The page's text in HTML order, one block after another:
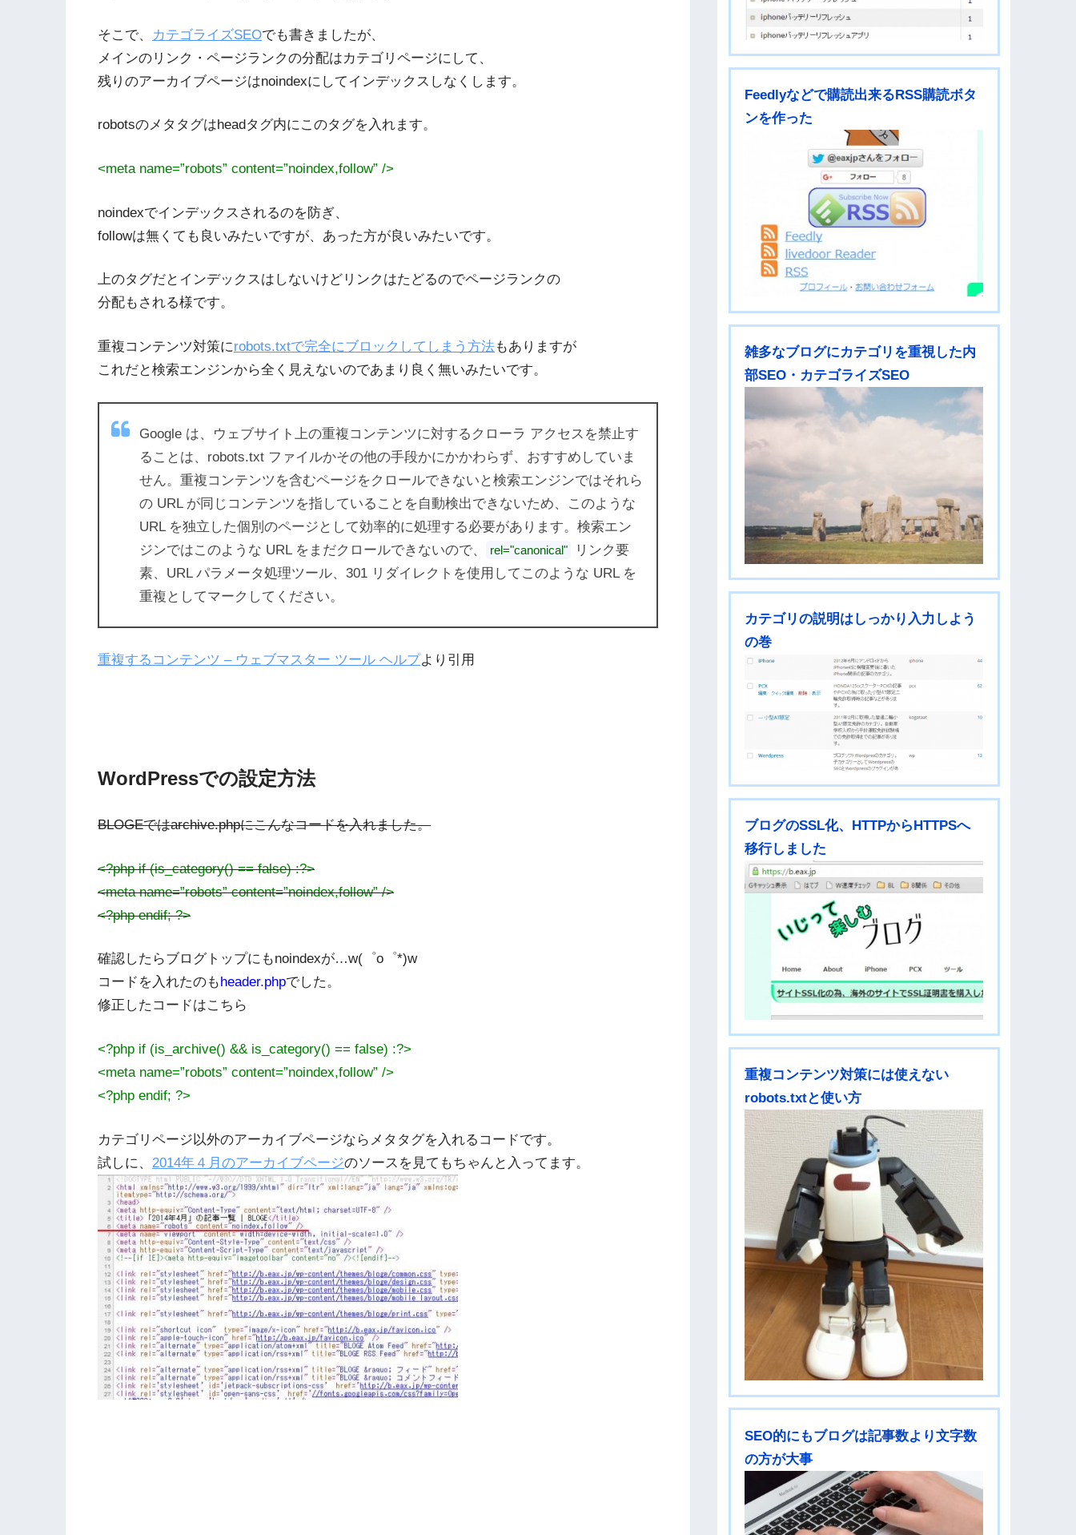
そこで、 カテゴライズSEOでも書きましたが、
メインのリンク・ページランクの分配はカテゴリページにして、
残りのアーカイブページはnoindexにしてインデックスしなくします。
robotsのメタタグはheadタグ内にこのタグを入れます。
<meta name=”robots” content=”noindex,follow” />
noindexでインデックスされるのを防ぎ、
followは無くても良いみたいですが、あった方が良いみたいです。
上のタグだとインデックスはしないけどリンクはたどるのでページランクの
分配もされる様です。
重複コンテンツ対策にrobots.txtで完全にブロックしてしまう方法もありますが
これだと検索エンジンから全く見えないのであまり良く無いみたいです。
Google は、ウェブサイト上の重複コンテンツに対するクローラ アクセスを禁止す
ることは、robots.txt ファイルかその他の手段かにかかわらず、おすすめしていま
せん。重複コンテンツを含むページをクロールできないと検索エンジンではそれら
の URL が同じコンテンツを指していることを自動検出できないため、このような
URL を独立した個別のページとして効率的に処理する必要があります。検索エン
ジンではこのような URL をまだクロールできないので、
rel="canonical"
リンク要
素、URL パラメータ処理ツール、301 リダイレクトを使用してこのような URL を
重複としてマークしてください。
重複するコンテンツ – ウェブマスター ツール ヘルプより引用
WordPressでの設定方法
BLOGEではarchive.phpにこんなコードを入れました。
<?php if (is_category() == false) :?>
<meta name=”robots” content=”noindex,follow” />
<?php endif; ?>
確認したらブログトップにもnoindexが…w(゜o゜*)w
コードを入れたのも header.phpでした。
修正したコードはこちら
<?php if (is_archive() && is_category() == false) :?>
<meta name=”robots” content=”noindex,follow” />
<?php endif; ?>
カテゴリページ以外のアーカイブページならメタタグを入れるコードです。
試しに、 2014年４月のアーカイブページのソースを見てもちゃんと入ってます。
Feedlyなどで購読出来るRSS購読ボタ
ンを作った
雑多なブログにカテゴリを重視した内
部SEO・カテゴライズSEO
カテゴリの説明はしっかり入力しよう
の巻
ブログのSSL化、HTTPからHTTPSへ
移行しました
重複コンテンツ対策には使えない
robots.txtと使い方
SEO的にもブログは記事数より文字数
の方が大事